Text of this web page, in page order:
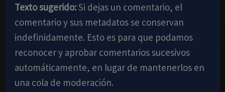
Texto sugerido:Si dejas un comentario, el
comentario y sus metadatos se conservan
indefinidamente. Esto es para que podamos
reconocer y aprobar comentarios sucesivos
automáticamente, en lugar de mantenerlos en
una cola de moderación.